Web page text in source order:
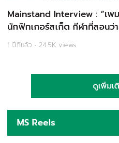
Mainstand Interview : “เ
นักฟิกเกอร์สเก็ต กีฬาที่สอน
1 ปีที่แล้ว • 24.5K views
ดูเพิ่มเ
MS Reels